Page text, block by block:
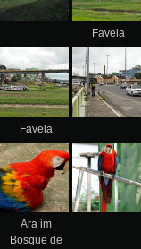
Favela
Favela
Ara im
Bosque de